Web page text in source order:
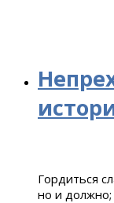
Гордиться
но и должно;